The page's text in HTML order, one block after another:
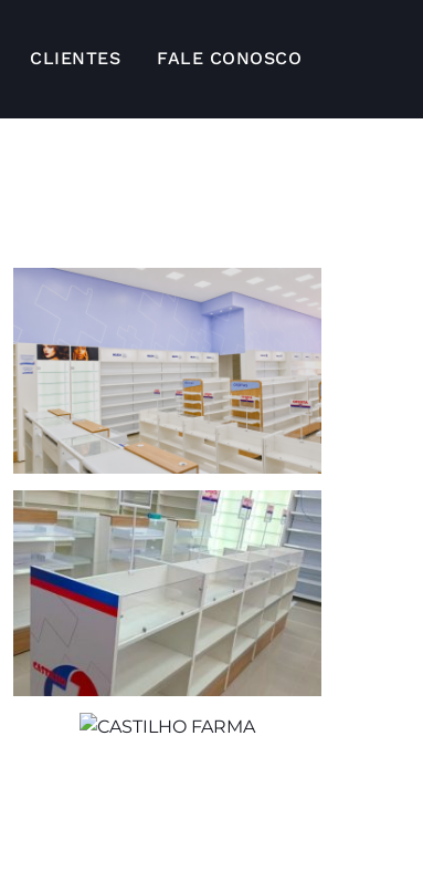
CLIENTES FALE CONOSCO